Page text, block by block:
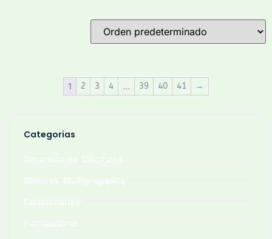
Categorias
1 2 3 4 … 39 40 41 →